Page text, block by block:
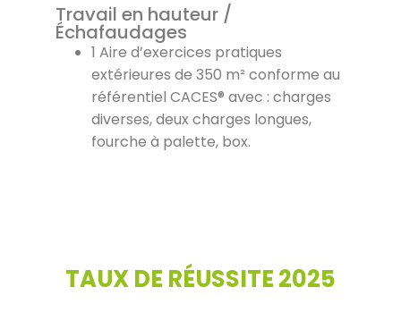
Travail en hauteur /
Échafaudages
1 Aire d’exercices pratiques
extérieures de 350 m² conforme au
référentiel CACES® avec : charges
diverses, deux charges longues,
fourche à palette, box.
TAUX DE RÉUSSITE 2025